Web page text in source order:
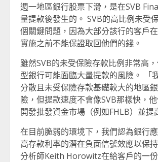
週一地區銀行股票下滑，是在SVB
量提款後發生的。 SVB的高比例未受
個關鍵問題，因為大部分該行的客戶
實施之前不能保證取回他們的錢。
雖然SVB的未受保險存款比例非常高
型銀行可能面臨大量提款的風險。 「
分散且未受保險存款基礎較大的地區
險，但提款速度不會像SVB那樣快，
開發批發資金市場（例如FHLB）並提
在目前脆弱的環境下，我們認為銀行
高存款利率的潛在負面信號效應以保
分析師Keith Horowitz在給客戶的一份